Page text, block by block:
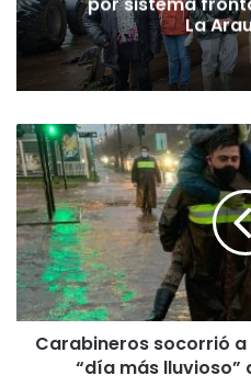
La
C
a
r
a
b
i
n
e
r
Carabineros socorrió a
“día más lluvioso”